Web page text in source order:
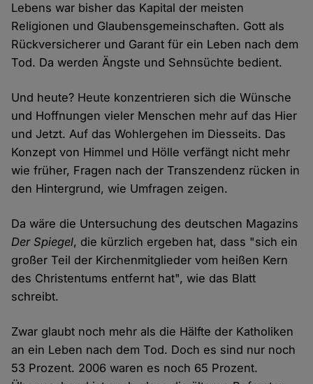
Lebens war bisher das Kapital der meisten
Religionen und Glaubensgemeinschaften. Gott als
Rückversicherer und Garant für ein Leben nach dem
Tod. Da werden Ängste und Sehnsüchte bedient.
Und heute? Heute konzentrieren sich die Wünsche
und Hoffnungen vieler Menschen mehr auf das Hier
und Jetzt. Auf das Wohlergehen im Diesseits. Das
Konzept von Himmel und Hölle verfängt nicht mehr
wie früher, Fragen nach der Transzendenz rücken in
den Hintergrund, wie Umfragen zeigen.
Da wäre die Untersuchung des deutschen Magazins
Der Spiegel, die kürzlich ergeben hat, dass "sich ein
großer Teil der Kirchenmitglieder vom heißen Kern
des Christentums entfernt hat", wie das Blatt
schreibt.
Zwar glaubt noch mehr als die Hälfte der Katholiken
an ein Leben nach dem Tod. Doch es sind nur noch
53 Prozent. 2006 waren es noch 65 Prozent.